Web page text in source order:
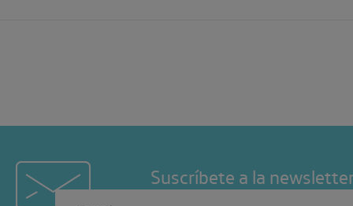
Suscríbete a la